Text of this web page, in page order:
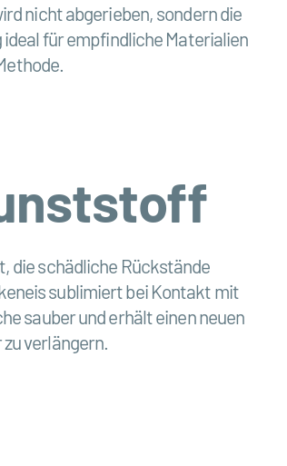
nicht abgerieben, sondern die
für empfindliche Materialien
die schädliche Rückstände
sublimiert bei Kontakt mit
sauber und erhält einen neuen
verlängern.